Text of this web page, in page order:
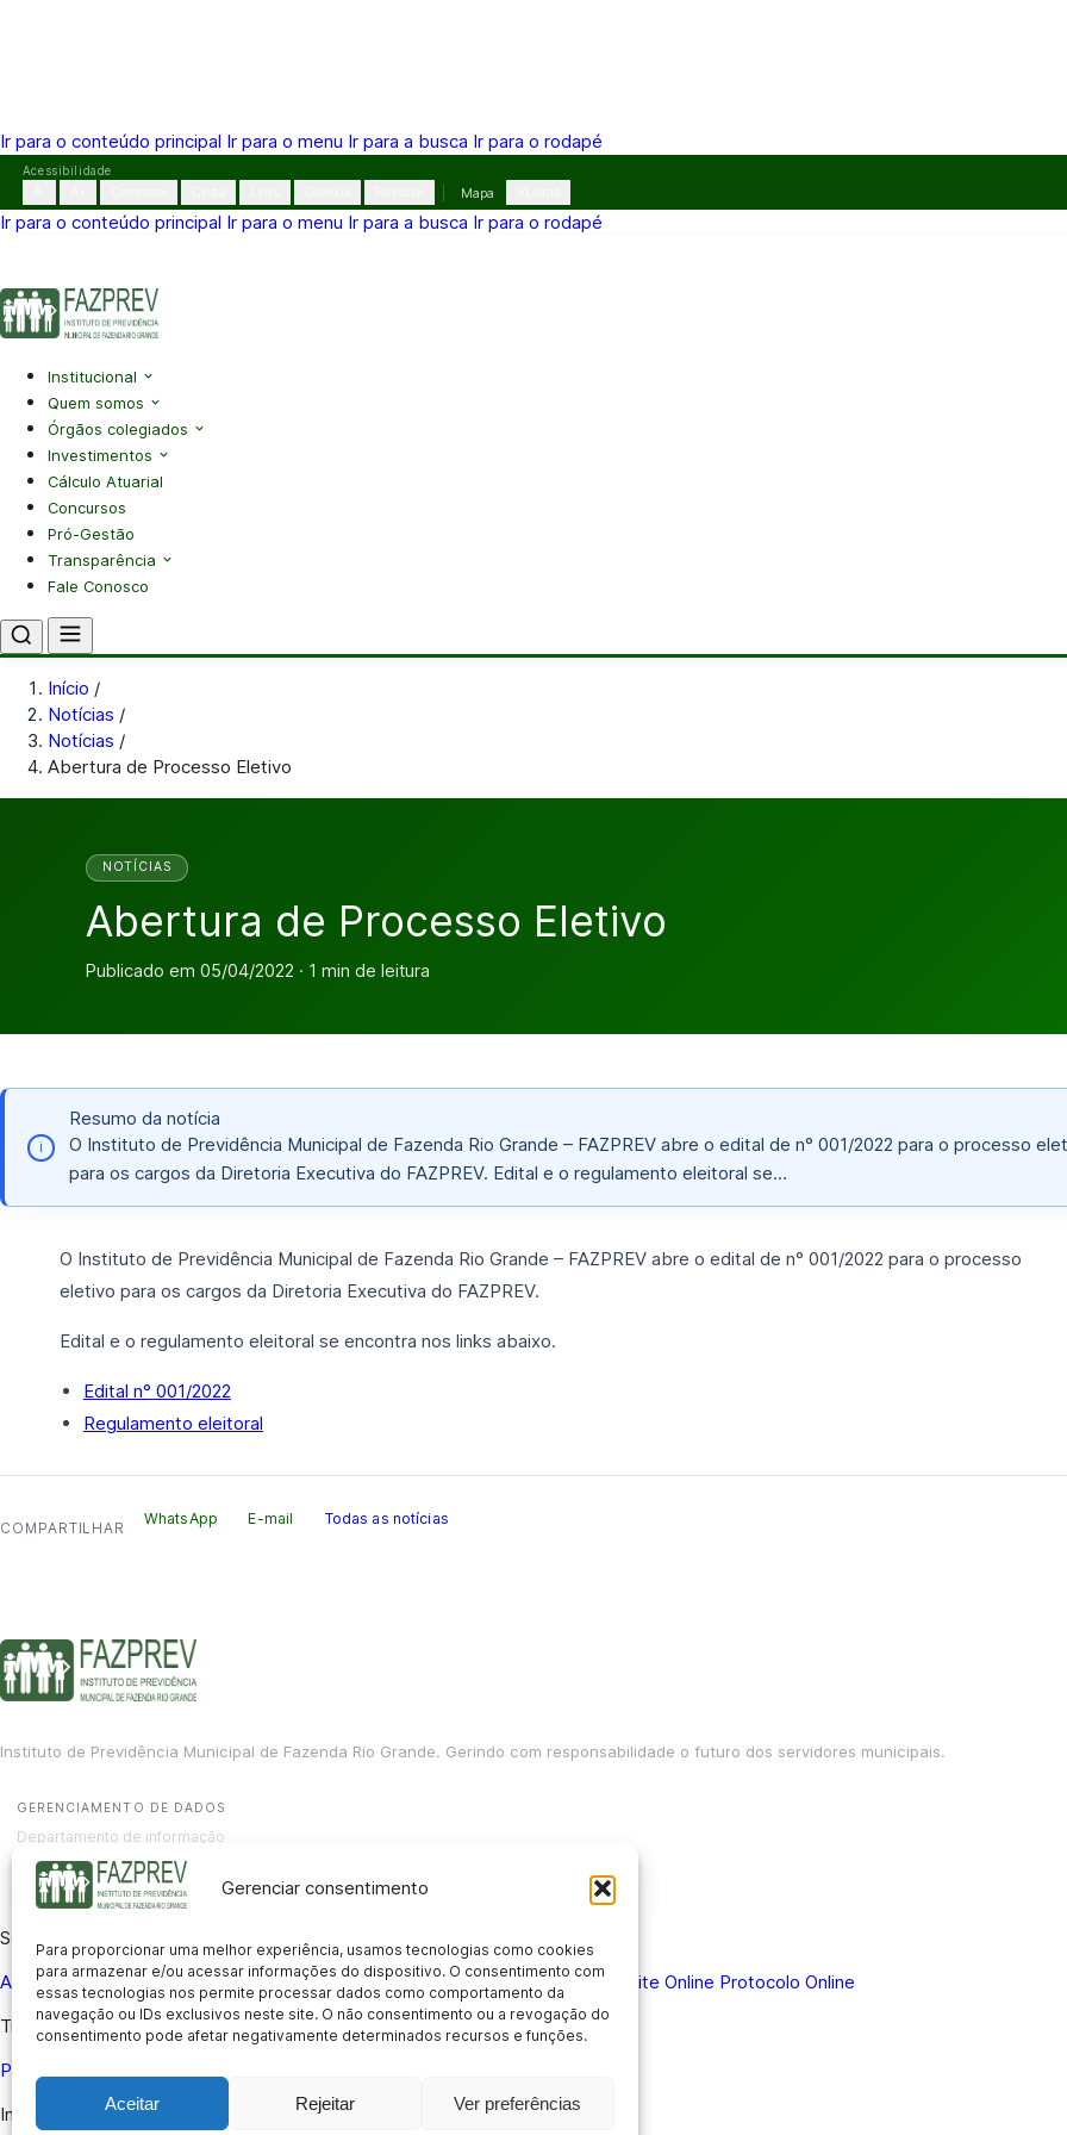
Gerenciar consentimento
Para proporcionar uma melhor experiência, usamos tecnologias como cookies
para armazenar e/ou acessar informações do dispositivo. O consentimento com
essas tecnologias nos permite processar dados como comportamento da
navegação ou IDs exclusivos neste site. O não consentimento ou a revogação do
consentimento pode afetar negativamente determinados recursos e funções.
Aceitar Rejeitar Ver preferências
Ir para o conteúdo principal Ir para o menu Ir para a busca Ir para o rodapé
Pular
o
Acessibilidade
Mapa
Ir para o conteúdo principal Ir para o menu Ir para a busca Ir para o rodapé
Institucional
Quem somos
Órgãos colegiados
Investimentos
Cálculo Atuarial
Concursos
Pró-Gestão
Transparência
Fale Conosco
Início /
Notícias /
Notícias /
Abertura de Processo Eletivo
NOTÍCIAS
Abertura de Processo Eletivo
Publicado em 05/04/2022 · 1 min de leitura
i
Resumo da notícia
O Instituto de Previdência Municipal de Fazenda Rio Grande – FAZPREV abre o edital de n° 001/2022 para o processo
para os cargos da Diretoria Executiva do FAZPREV. Edital e o regulamento eleitoral se…
O Instituto de Previdência Municipal de Fazenda Rio Grande – FAZPREV abre o edital de n° 001/2022 para o processo
eletivo para os cargos da Diretoria Executiva do FAZPREV.
Edital e o regulamento eleitoral se encontra nos links abaixo.
Edital n° 001/2022
Regulamento eleitoral
COMPARTILHAR
WhatsApp E-mail Todas as notícias
Instituto de Previdência Municipal de Fazenda Rio Grande. Gerindo com responsabilidade o futuro dos servidores municipais.
GERENCIAMENTO DE DADOS
Departamento de informação
contato@fazprev.pr.gov.br
(41) 3995-2146
Serviços
Aposentadoria Pensão por Morte Benefício por Invalidez Auxílio Doença Holerite Online Protocolo Online
Transparência
Portal da Transparência
Institucional